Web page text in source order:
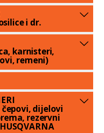
i dr.
karnisteri,
remeni)
dijelovi
rezervni